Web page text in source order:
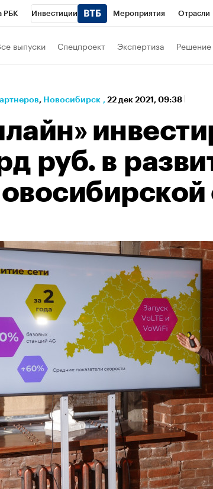
РБК Инвестиции Мероприятия Отрасли
выпуски Спецпроект Экспертиза Решение
⁠, Новосибирск , 22 дек 2021, 09:38
руб. в